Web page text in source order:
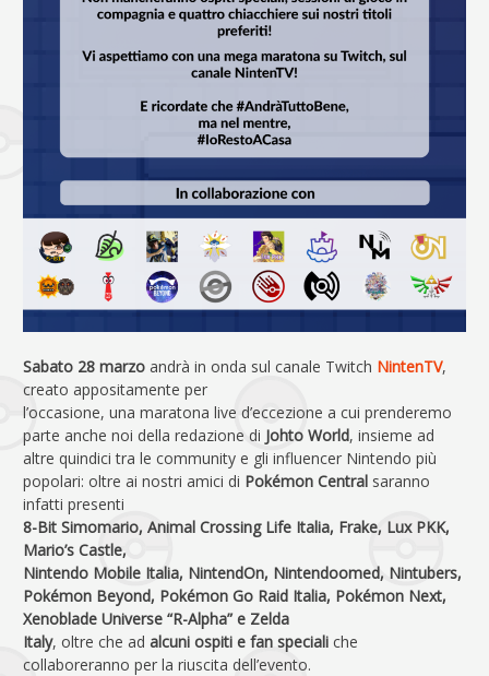
Sabato 28 marzo andrà in onda sul canale Twitch NintenTV,
creato appositamente per
l’occasione, una maratona live d’eccezione a cui prenderemo
parte anche noi della redazione di Johto World, insieme ad
altre quindici tra le community e gli influencer Nintendo più
popolari: oltre ai nostri amici di Pokémon Central saranno
infatti presenti
8-Bit Simomario, Animal Crossing Life Italia, Frake, Lux PKK,
Mario’s Castle,
Nintendo Mobile Italia, NintendOn, Nintendoomed, Nintubers,
Pokémon Beyond, Pokémon Go Raid Italia, Pokémon Next,
Xenoblade Universe “R-Alpha” e Zelda
Italy, oltre che ad alcuni ospiti e fan speciali che
collaboreranno per la riuscita dell’evento.